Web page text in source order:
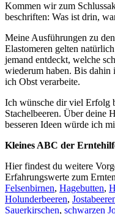
Kommen wir zum
beschriften: Was ist drin,
Meine Ausführungen zu
Elastomeren gelten
jemand entdeckt, welche
wiederum haben. Bis dahin
ich Obst verarbeite.
Ich wünsche dir viel Erfolg
Stachelbeeren. Über deine
besseren Ideen würde ich
Kleines ABC der
Hier findest du weitere
Erfahrungswerte zum
Felsenbirnen, Hagebutten,
Holunderbeeren,
Sauerkirschen, schwarzen